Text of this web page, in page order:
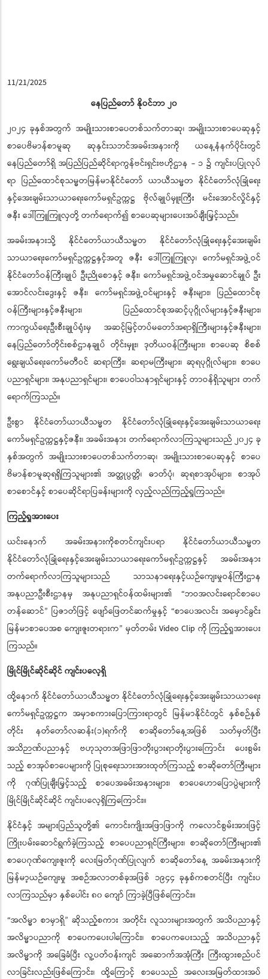
၂၀၂၄ ခုနှစ်အတွက် အမျိုးသားစာပေတစ်သက်တာဆု၊ အမျိုးသားစာပေဆုနှင့်
စာပေဗိမာန်စာမူဆု ဆုနှင်းသဘင်အခမ်းအနားကို ယနေ့နံနက်ပိုင်းတွင်
နေပြည်တော်ရှိ အပြည်ပြည်ဆိုင်ရာကွန်ဗင်းရှင်းဗဟိုဌာန - ၁ ၌ ကျင်းပပြုလုပ်
ရာ ပြည်ထောင်စုသမ္မတမြန်မာနိုင်ငံတော် ယာယီသမ္မတ နိုင်ငံတော်လုံခြုံရေး
နှင့်အေးချမ်းသာယာရေးကော်မရှင်ဥက္ကဋ္ဌ ဗိုလ်ချုပ်မှူးကြီး မင်းအောင်လှိုင်နှင့်
အခမ်းအနားသို့ နိုင်ငံတော်ယာယီသမ္မတ နိုင်ငံတော်လုံခြုံရေးနှင့်အေးချမ်း
သာယာရေးကော်မရှင်ဥက္ကဋ္ဌနှင့်အတူ ဇနီး ဒေါ်ကြူကြူလှ၊ ကော်မရှင်အဖွဲ့ဝင်
နိုင်ငံတော်ဝန်ကြီးချုပ် ဦးညိုစောနှင့် ဇနီး၊ ကော်မရှင်အဖွဲ့ဝင်အမှုဆောင်ချုပ် ဦး
အောင်လင်းဒွေးနှင့် ဇနီး၊ ကော်မရှင်အဖွဲ့ဝင်များနှင့် ဇနီးများ၊ ပြည်ထောင်စု
ဝန်ကြီးများနှင့်ဇနီးများ၊ ပြည်ထောင်စုအဆင့်ပုဂ္ဂိုလ်များနှင့်ဇနီးများ၊
ကာကွယ်ရေးဦးစီးချုပ်ရုံးမှ အဆင့်မြင့်တပ်မတော်အရာရှိကြီးများနှင့်ဇနီးများ၊
နေပြည်တော်တိုင်းစစ်ဌာနချုပ် တိုင်းမှူး၊ ဒုတိယဝန်ကြီးများ၊ စာပေဆု စိစစ်
ရွေးချယ်ရေးကော်မတီဝင် ဆရာကြီး၊ ဆရာမကြီးများ၊ ဆုရပုဂ္ဂိုလ်များ၊ စာပေ
ပညာရှင်များ၊ အနုပညာရှင်များ၊ စာပေဝါသနာရှင်များနှင့် တာဝန်ရှိသူများ တက်
ဦးစွာ နိုင်ငံတော်ယာယီသမ္မတ နိုင်ငံတော်လုံခြုံရေးနှင့်အေးချမ်းသာယာရေး
ကော်မရှင်ဥက္ကဋ္ဌနှင့်ဇနီး၊ အခမ်းအနား တက်ရောက်လာကြသူများသည် ၂၀၂၄ ခု
နှစ်အတွက် အမျိုးသားစာပေတစ်သက်တာဆု၊ အမျိုးသားစာပေဆုနှင့် စာပေ
ဗိမာန်စာမူဆုရရှိကြသူများ၏ အတ္ထုပ္ပတ္တိ၊ ဓာတ်ပုံ၊ ဆုရစာအုပ်များ၊ စာအုပ်
ယင်းနောက် အခမ်းအနားကိုစတင်ကျင်းပရာ နိုင်ငံတော်ယာယီသမ္မတ
နိုင်ငံတော်လုံခြုံရေးနှင့်အေးချမ်းသာယာရေးကော်မရှင်ဥက္ကဋ္ဌနှင့် အခမ်းအနား
တက်ရောက်လာကြသူများသည် သာသနာရေးနှင့်ယဉ်ကျေးမှုဝန်ကြီးဌာန
အနုပညာဦးစီးဌာနမှ အနုပညာရှင်ဝန်ထမ်းများ၏ “ဘဝအလင်းရောင်စာပေ
တန်ဆောင်”ပြဇာတ်ဖြင့် ဖျော်ဖြေတင်ဆက်မှုနှင့် “စာပေအလင်း အမှောင်ခွင်း
မြန်မာစာပေအစ ကျေးဇူးတရားက
ထို့နောက် နိုင်ငံတော်ယာယီသမ္မတ နိုင်ငံတော်လုံခြုံရေးနှင့်အေးချမ်းသာယာရေး
ကော်မရှင်ဥက္ကဋ္ဌက အမှာစကားပြောကြားရာတွင် မြန်မာနိုင်ငံတွင် နှစ်စဉ်နှစ်
တိုင်း နတ်တော်လဆန်း(၁)ရက်ကို စာဆိုတော်နေ့အဖြစ် သတ်မှတ်ပြီး
အသိဉာဏ်ပညာနှင့် ဗဟုသုတအဖြာဖြာတိုးပွားရာတိုးပွားကြောင်း ပေးစွမ်း
သည့် စာအုပ်စာပေများကို ပြုစုရေးသားအားထုတ်ကြသည့် စာဆိုတော်ကြီးများ
ကို ဂုဏ်ပြုချီးမြှင့်သည့် စာပေအခမ်းအနားများ၊ စာပေဟောပြောပွဲများကို
နိုင်ငံနှင့် အများပြည်သူတို့၏ ကောင်းကျိုးအဖြာဖြာကို ကလောင်စွမ်းအားဖြင့်
ကြိုးပမ်းဆောင်ရွက်ခဲ့ကြသည့် စာပေပညာရှင်ကြီးများ၊ စာဆိုတော်ကြီးများ၏
စာပေဂုဏ်ကျေးဇူးကို လေးမြတ်ဂုဏ်ပြုလျက် စာဆိုတော်နေ့ အခမ်းအနားကို
မြန်မာ့ယဉ်ကျေးမှု အစဉ်အလာတစ်ခုအဖြစ် ၁၉၄၄ ခုနှစ်ကစတင်ပြီး ကျင်းပ
“အလိမ္မာ စာမှာရှိ
”ဆိုသည့်စကား အတိုင်း လူသားများအတွက် အသိပညာနှင့်
အလိမ္မာပညာကို စာပေကပေးပါကြောင်း၊ စာပေကပေးသည့် အသိပညာနှင့်
အလိမ္မာကို အခြေခံပြီး လူ့ပတ်ဝန်းကျင် အဆောက်အအုံကြီး ကြီးထွားစည်ပင်